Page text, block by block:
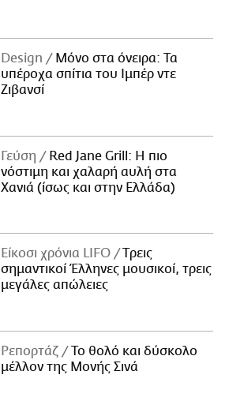
Design
Μόνο στα όνειρα: Τα
υπέροχα σπίτια του Ιμπέρ ντε
Ζιβανσί
Γεύση
Red Jane Grill: Η πιο
νόστιμη και χαλαρή αυλή στα
Χανιά (ίσως και στην Ελλάδα)
Είκοσι χρόνια LIFO
Tρεις
σημαντικοί Έλληνες μουσικοί, τρεις
μεγάλες απώλειες
Ρεπορτάζ
Το θολό και δύσκολο
μέλλον της Μονής Σινά